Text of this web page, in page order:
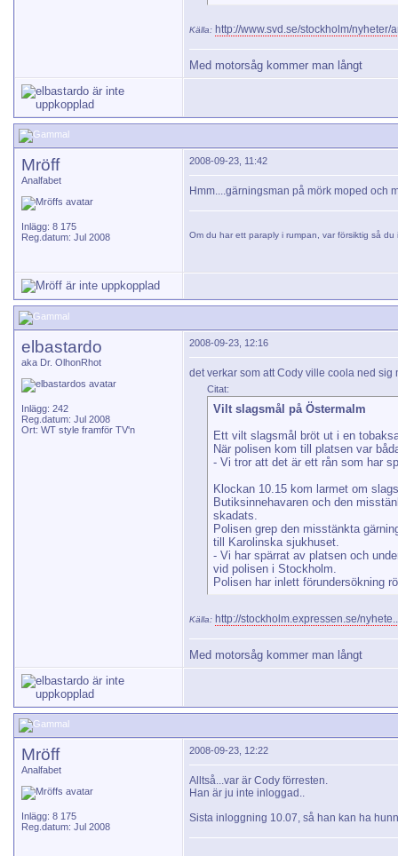
Källa: http://www.svd.se/stockholm/nyheter/
Med motorsåg kommer man långt
Mröff
Analfabet
Inlägg: 8 175
Reg.datum: Jul 2008
2008-09-23, 11:42
Hmm....gärningsman på mörk moped och
Om du har ett paraply i rumpan, var försiktig så
elbastardo
aka Dr. OlhonRhot
Inlägg: 242
Reg.datum: Jul 2008
Ort: WT style framför TV'n
2008-09-23, 12:16
det verkar som att Cody ville coola ned
Citat:
Vilt slagsmål på Östermalm
Ett vilt slagsmål bröt ut i en
När polisen kom till platsen var
- Vi tror att det är ett rån som har
Klockan 10.15 kom larmet om
Butiksinnehavaren och den
skadats.
Polisen grep den misstänkta
till Karolinska sjukhuset.
- Vi har spärrat av platsen och
vid polisen i Stockholm.
Polisen har inlett förundersökning
Källa: http://stockholm.expressen.se/
Med motorsåg kommer man långt
Mröff
Analfabet
Inlägg: 8 175
Reg.datum: Jul 2008
2008-09-23, 12:22
Alltså...var är Cody förresten.
Han är ju inte inloggad..
Sista inloggning 10.07, så han kan ha